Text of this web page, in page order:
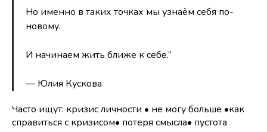
Но именно в таких точках мы узнаём себя по-
новому.
И начинаем жить ближе к себе.”
— Юлия Кускова
Часто ищут: кризис личности • не могу больше •как
справиться с кризисом• потеря смысла• пустота
Реквизиты компании и порядок оплаты
Психологам
Политика обработки персональных данных